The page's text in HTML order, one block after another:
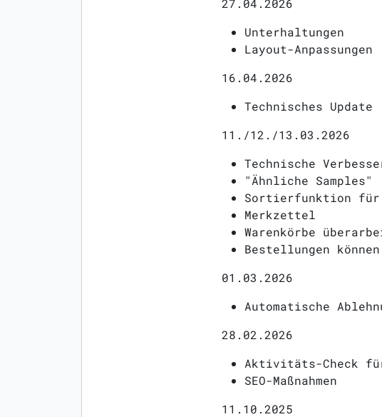
27.04.2026
Unterhaltungen
Layout-Anpassungen
16.04.2026
Technisches Update
11./12./13.03.2026
Technische
"Ähnliche Samples"
Sortierfunktion für
Merkzettel
Warenkörbe
Bestellungen
01.03.2026
Automatische
28.02.2026
Aktivitäts-Check
SEO-Maßnahmen
11.10.2025